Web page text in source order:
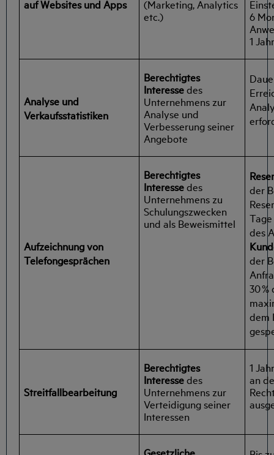
auf Websites und Apps
(Marketing, Analytics
etc.)
6
1 Jahr
Analyse und
Verkaufsstatistiken
Berechtigtes
Interessedes
Unternehmens zur
Analyse und
Verbesserung seiner
Angebote
Aufzeichnung von
Telefongesprächen
Berechtigtes
Interessedes
Unternehmens zu
Schulungszwecken
und als Beweismittel
der
des
der
30
dem
Streitfallbearbeitung
Berechtigtes
Interessedes
Unternehmens zur
Verteidigung seiner
Interessen
1
an